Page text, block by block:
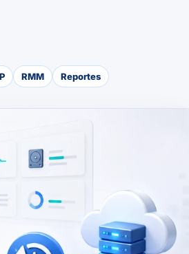
RMM Reportes